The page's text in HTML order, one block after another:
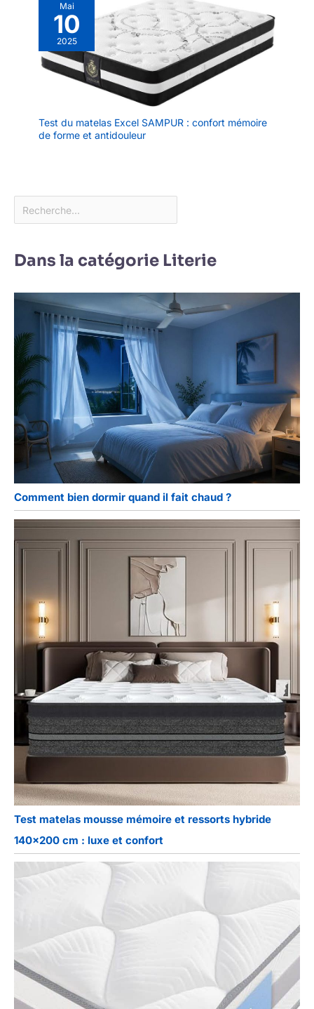
Mai
10
2025
Test du matelas Excel SAMPUR : confort mémoire
de forme et antidouleur
Dans la catégorie Literie
Comment bien dormir quand il fait chaud ?
Test matelas mousse mémoire et ressorts hybride
140×200 cm : luxe et confort